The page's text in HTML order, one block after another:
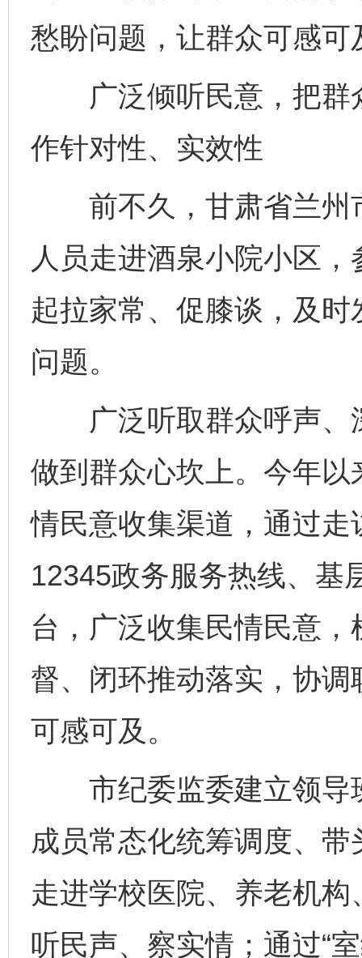
愁盼问题，让群众可感可
广泛倾听民意，把群
作针对性、实效性
前不久，甘肃省兰州
人员走进酒泉小院小区
起拉家常、促膝谈，及
问题。
广泛听取群众呼声、
做到群众心坎上。今年
情民意收集渠道，通过
12345政务服务热线、基
台，广泛收集民情民意
督、闭环推动落实，协
可感可及。
市纪委监委建立领导
成员常态化统筹调度、
走进学校医院、养老机
听民声、察实情；通过“